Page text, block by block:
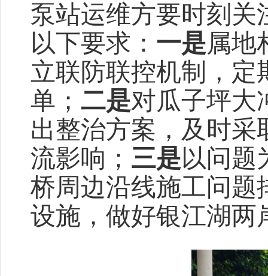
泵站运维方要时刻关
以下要求： 一是属地
立联防联控机制，定
单； 二是对瓜子坪大
出整治方案，及时采
流影响； 三是以问题
桥周边沿线施工问题
设施，做好银江湖两